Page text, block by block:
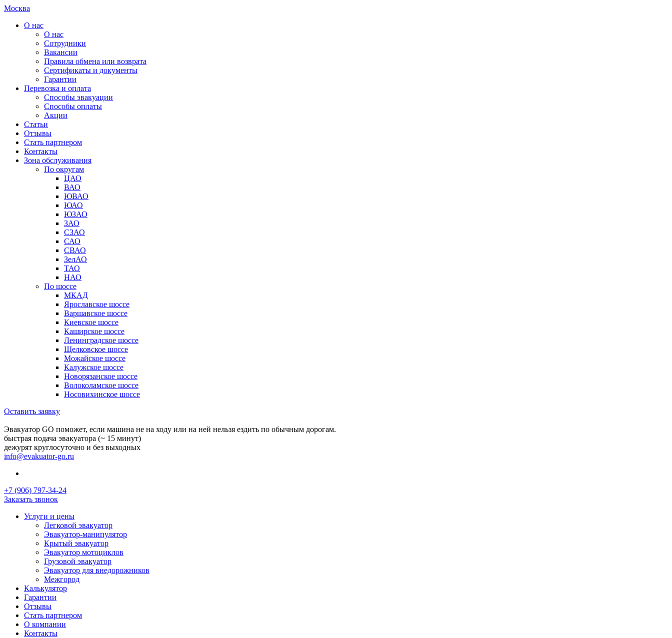
Москва
О нас
О нас
Сотрудники
Вакансии
Правила обмена или возврата
Сертификаты и документы
Гарантии
Перевозка и оплата
Способы эвакуации
Способы оплаты
Акции
Статьи
Отзывы
Стать партнером
Контакты
Зона обслуживания
По округам
ЦАО
ВАО
ЮВАО
ЮАО
ЮЗАО
ЗАО
СЗАО
САО
СВАО
ЗелАО
ТАО
НАО
По шоссе
МКАД
Ярославское шоссе
Варшавское шоссе
Киевское шоссе
Каширское шоссе
Ленинградское шоссе
Щелковское шоссе
Можайское шоссе
Калужское шоссе
Новорязанское шоссе
Волоколамское шоссе
Носовихинское шоссе
Оставить заявку
Эвакуатор GO поможет, если машина не на ходу или на ней нельзя ездить по обычным дорогам.
быстрая подача эвакуатора (~ 15 минут)
дежурят круглосуточно и без выходных
info@evakuator-go.ru
+7 (906) 797-34-24
Заказать звонок
Услуги и цены
Легковой эвакуатор
Эвакуатор-манипулятор
Крытый эвакуатор
Эвакуатор мотоциклов
Грузовой эвакуатор
Эвакуатор для внедорожников
Межгород
Калькулятор
Гарантии
Отзывы
Стать партнером
О компании
Контакты